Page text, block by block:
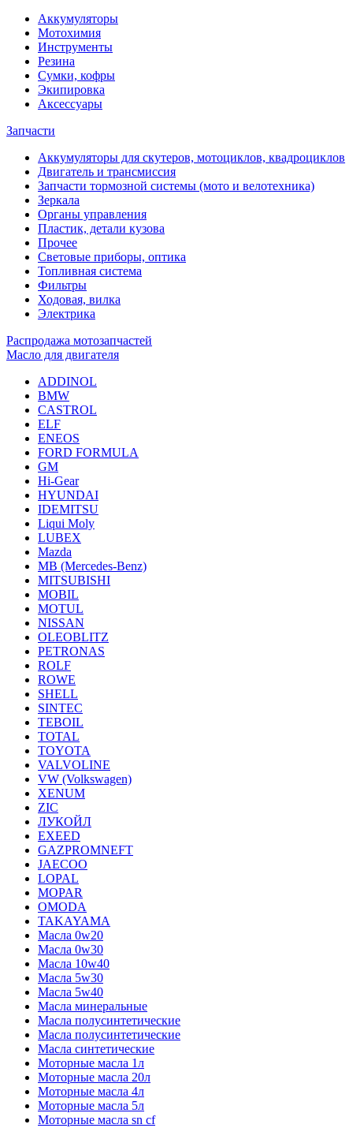
Аккумуляторы
Мотохимия
Инструменты
Резина
Сумки, кофры
Экипировка
Аксессуары
Запчасти
Аккумуляторы для скутеров, мотоциклов, квадроциклов
Двигатель и трансмиссия
Запчасти тормозной системы (мото и велотехника)
Зеркала
Органы управления
Пластик, детали кузова
Прочее
Световые приборы, оптика
Топливная система
Фильтры
Ходовая, вилка
Электрика
Распродажа мотозапчастей
Масло для двигателя
ADDINOL
BMW
CASTROL
ELF
ENEOS
FORD FORMULA
GM
Hi-Gear
HYUNDAI
IDEMITSU
Liqui Moly
LUBEX
Mazda
MB (Mercedes-Вenz)
MITSUBISHI
MOBIL
MOTUL
NISSAN
OLEOBLITZ
PETRONAS
ROLF
ROWE
SHELL
SINTEC
TEBOIL
TOTAL
TOYOTA
VALVOLINE
VW (Volkswagen)
XENUM
ZIC
ЛУКОЙЛ
EXEED
GAZPROMNEFT
JAECOO
LOPAL
MOPAR
OMODA
TAKAYAMA
Масла 0w20
Масла 0w30
Масла 10w40
Масла 5w30
Масла 5w40
Масла минеральные
Масла полусинтетические
Масла полусинтетические
Масла синтетические
Моторные масла 1л
Моторные масла 20л
Моторные масла 4л
Моторные масла 5л
Моторные масла sn cf